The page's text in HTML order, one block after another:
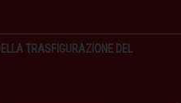
TRASFIGURAZIONE DEL